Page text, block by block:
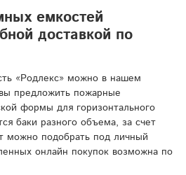
емкостей
доставкой по
«Родлекс» можно в нашем
предложить пожарные
формы для горизонтального
баки разного объема, за счет
можно подобрать под личный
онлайн покупок возможна по